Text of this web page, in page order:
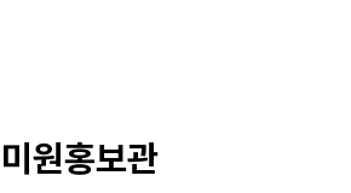
미원홍보관